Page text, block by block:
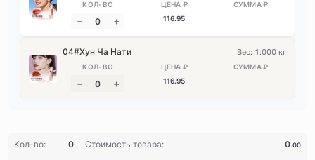
116.95
04#Хун Ча Нати
116.95
Вес: 1.000 кг
Кол-во: 0 Стоимость товара: 0.00